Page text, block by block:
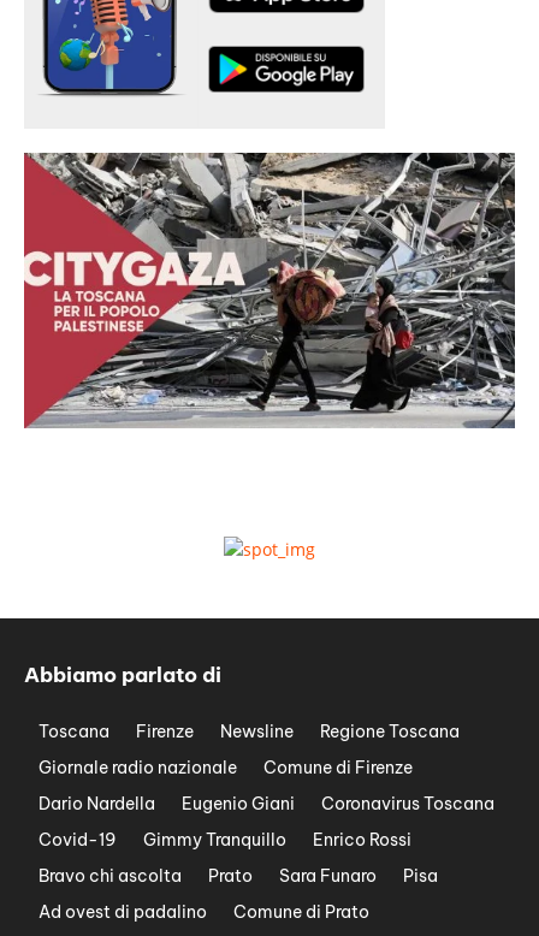
Abbiamo parlato di
Toscana Firenze Newsline
Regione Toscana
Giornale radio nazionale
Comune di Firenze
Dario Nardella
Eugenio Giani
Coronavirus Toscana
Covid-19
Gimmy Tranquillo
Enrico Rossi
Bravo chi ascolta
Prato Sara Funaro
Pisa
Ad ovest di padalino
Comune di Prato